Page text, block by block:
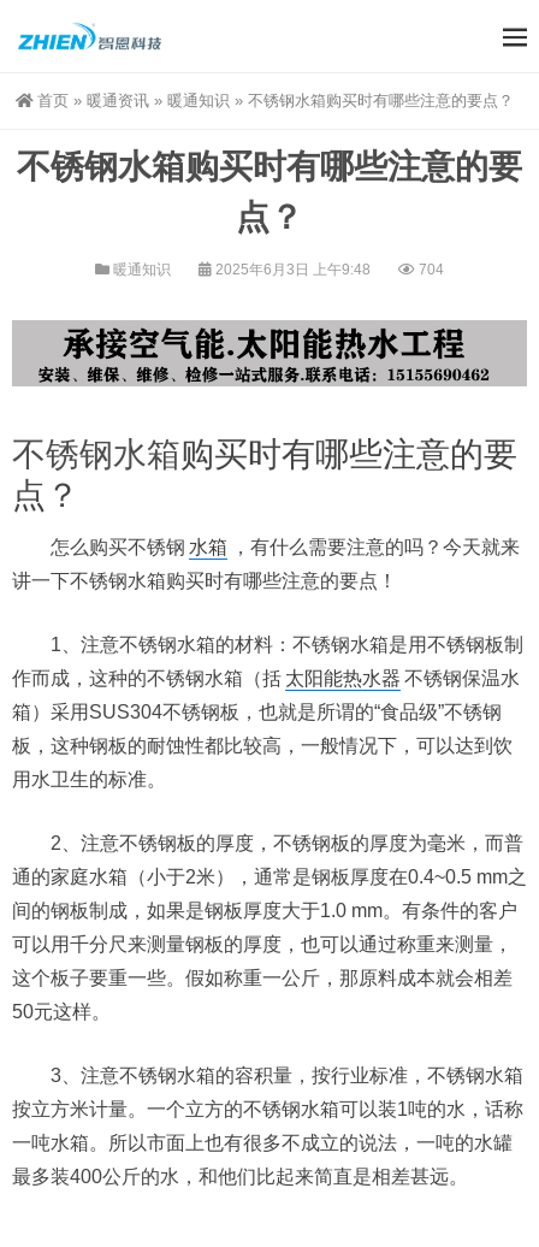
首页 » 暖通资讯 » 暖通知识 » 不锈钢水箱购买时有哪些注意的要点？
不锈钢水箱购买时有哪些注意的要
点？
暖通知识 2025年6月3日 上午9:48 704
不锈钢水箱购买时有哪些注意的要
点？
怎么购买不锈钢 水箱
，有什么需要注意的吗？今天就来
讲一下不锈钢水箱购买时有哪些注意的要点！
1、注意不锈钢水箱的材料：不锈钢水箱是用不锈钢板制
作而成，这种的不锈钢水箱（括 太阳能热水器 不锈钢保温水
箱）采用SUS304不锈钢板，也就是所谓的“食品级”不锈钢
板，这种钢板的耐蚀性都比较高，一般情况下，可以达到饮
用水卫生的标准。
2、注意不锈钢板的厚度，不锈钢板的厚度为毫米，而普
通的家庭水箱（小于2米），通常是钢板厚度在0.4~0.5 mm之
间的钢板制成，如果是钢板厚度大于1.0 mm。有条件的客户
可以用千分尺来测量钢板的厚度，也可以通过称重来测量，
这个板子要重一些。假如称重一公斤，那原料成本就会相差
50元这样。
3、注意不锈钢水箱的容积量，按行业标准，不锈钢水箱
按立方米计量。一个立方的不锈钢水箱可以装1吨的水，话称
一吨水箱。所以市面上也有很多不成立的说法，一吨的水罐
最多装400公斤的水，和他们比起来简直是相差甚远。